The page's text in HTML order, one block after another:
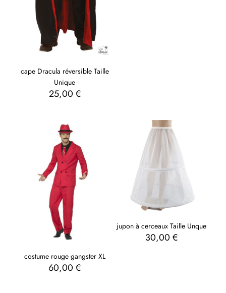
cape Dracula réversible Taille
Unique
25,00 €
costume rouge gangster XL
60,00€
jupon à cerceaux Taille Unque
30,00 €